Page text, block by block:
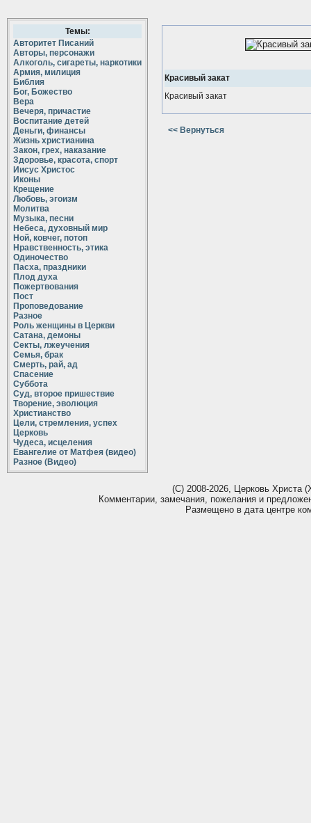
Темы:
Авторитет Писаний
Авторы, персонажи
Алкоголь, сигареты, наркотики
Армия, милиция
Библия
Бог, Божество
Вера
Вечеря, причастие
Воспитание детей
Деньги, финансы
Жизнь христианина
Закон, грех, наказание
Здоровье, красота, спорт
Иисус Христос
Иконы
Крещение
Любовь, эгоизм
Молитва
Музыка, песни
Небеса, духовный мир
Ной, ковчег, потоп
Нравственность, этика
Одиночество
Пасха, праздники
Плод духа
Пожертвования
Пост
Проповедование
Разное
Роль женщины в Церкви
Сатана, демоны
Секты, лжеучения
Семья, брак
Смерть, рай, ад
Спасение
Суббота
Суд, второе пришествие
Творение, эволюция
Христианство
Цели, стремления, успех
Церковь
Чудеса, исцеления
Евангелие от Матфея (видео)
Разное (Видео)
Красивый закат
Красивый закат
<< Вернуться
(С) 2008-2026, Церковь Христа
Комментарии, замечания, пожелания и
Размещено в дата центре